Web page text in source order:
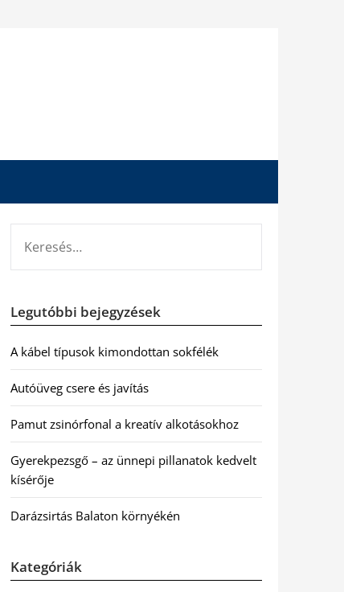
Legutóbbi bejegyzések
A kábel típusok kimondottan sokfélék
Autóüveg csere és javítás
Pamut zsinórfonal a kreatív alkotásokhoz
Gyerekpezsgő – az ünnepi pillanatok kedvelt
kísérője
Darázsirtás Balaton környékén
Kategóriák